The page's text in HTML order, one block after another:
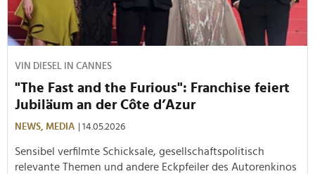
VIN DIESEL IN CANNES
"The Fast and the Furious": Franchise feiert
Jubiläum an der Côte d’Azur
NEWS, MEDIA | 14.05.2026
Sensibel verfilmte Schicksale, gesellschaftspolitisch
relevante Themen und andere Eckpfeiler des Autorenkinos